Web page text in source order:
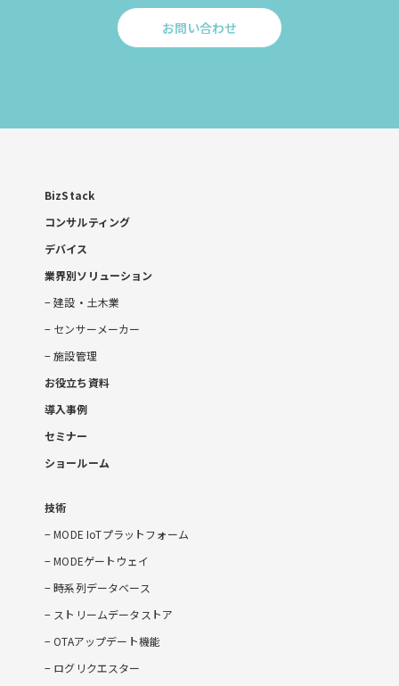
お問い合わせ
Click
合
BizStack
コンサルティング
デバイス
業界別ソリューション
建設・土木業
センサーメーカー
施設管理
お役立ち資料
導入事例
セミナー
ショールーム
技術
MODE IoTプラットフォーム
MODEゲートウェイ
時系列データベース
ストリームデータストア
OTAアップデート機能
ログリクエスター